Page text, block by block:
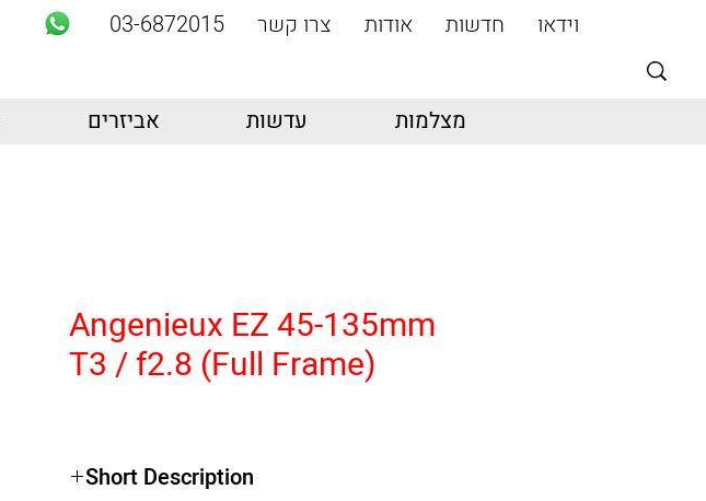
וידאו חדשות אודות צרו קשר 03-6872015
מצלמות עדשות אביזרים
Angenieux EZ 45-135mm
T3 / f2.8 (Full Frame)
Short Description